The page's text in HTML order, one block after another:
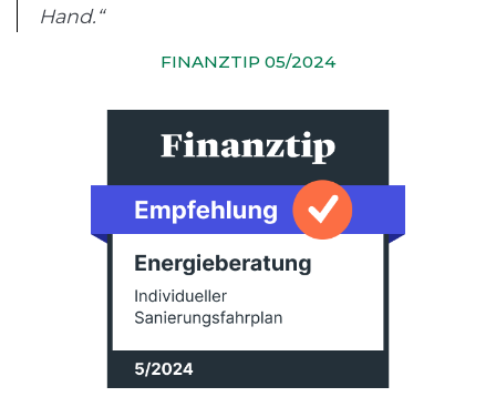
Hand.“
FINANZTIP 05/2024